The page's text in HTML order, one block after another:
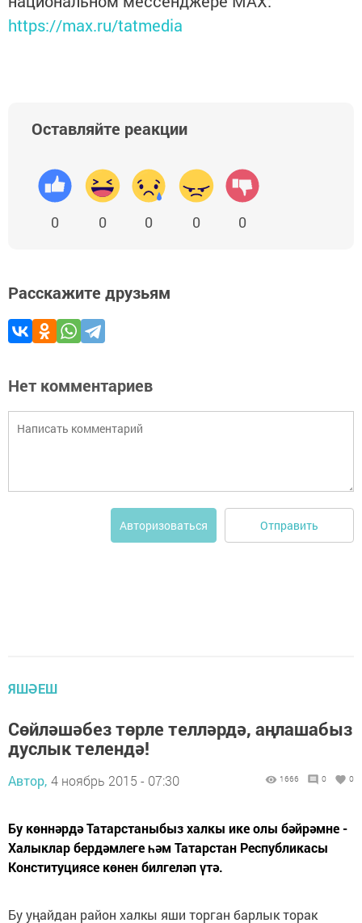
https://max.ru/tatmedia
Оставляйте реакции
0 0 0 0 0
Расскажите друзьям
Нет комментариев
Авторизоваться Отправить
ЯШӘЕШ
Сөйләшәбез төрле телләрдә, аңлашабыз
дуслык телендә!
Автор, 4 ноябрь 2015 - 07:30 1666 0 0
Бу көннәрдә Татарстаныбыз халкы ике олы бәйрәмне -
Халыклар бердәмлеге һәм Татарстан Республикасы
Конституциясе көнен билгеләп үтә.
Бу уңайдан район халкы яши торган барлык торак